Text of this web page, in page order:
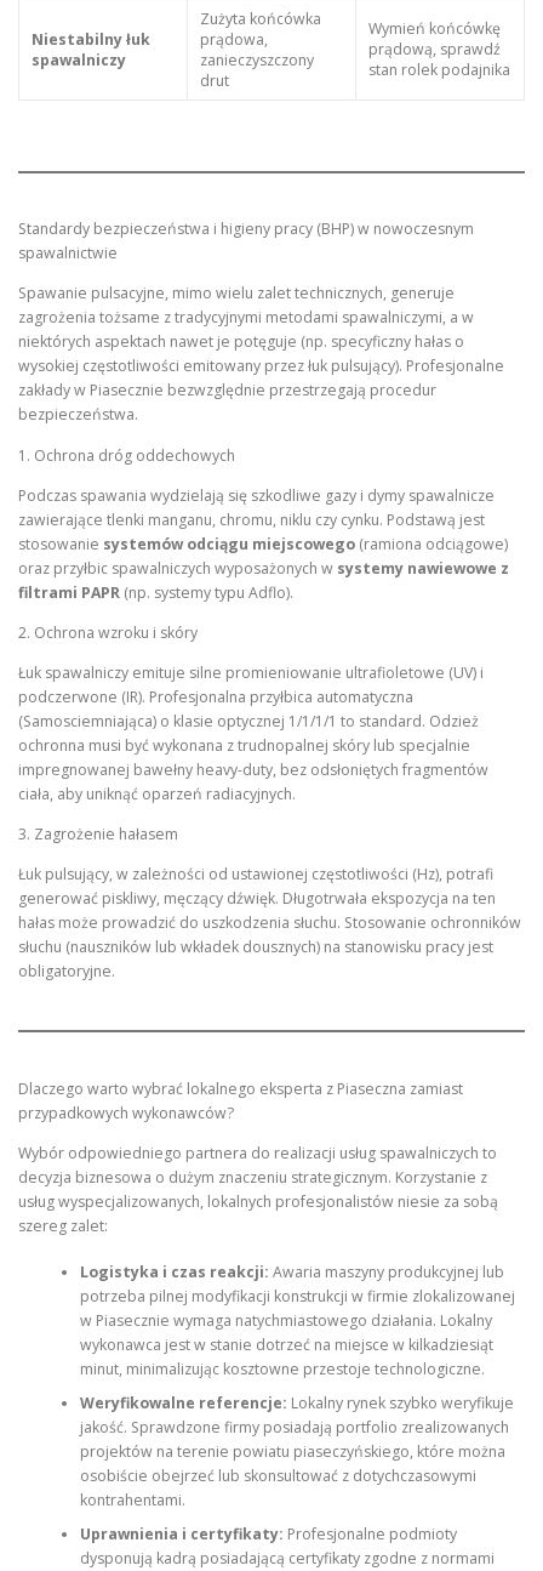
Niestabilny łuk
spawalniczy
Zużyta końcówka
prądowa,
zanieczyszczony
drut
Wymień końcówkę
prądową, sprawdź
stan rolek podajnika
Standardy bezpieczeństwa i higieny pracy (BHP) w nowoczesnym
spawalnictwie
Spawanie pulsacyjne, mimo wielu zalet technicznych, generuje
zagrożenia tożsame z tradycyjnymi metodami spawalniczymi, a w
niektórych aspektach nawet je potęguje (np. specyficzny hałas o
wysokiej częstotliwości emitowany przez łuk pulsujący). Profesjonalne
zakłady w Piasecznie bezwzględnie przestrzegają procedur
bezpieczeństwa.
1. Ochrona dróg oddechowych
Podczas spawania wydzielają się szkodliwe gazy i dymy spawalnicze
zawierające tlenki manganu, chromu, niklu czy cynku. Podstawą jest
stosowanie systemów odciągu miejscowego (ramiona odciągowe)
oraz przyłbic spawalniczych wyposażonych w systemy nawiewowe z
filtrami PAPR (np. systemy typu Adflo).
2. Ochrona wzroku i skóry
Łuk spawalniczy emituje silne promieniowanie ultrafioletowe (UV) i
podczerwone (IR). Profesjonalna przyłbica automatyczna
(Samosciemniająca) o klasie optycznej 1/1/1/1 to standard. Odzież
ochronna musi być wykonana z trudnopalnej skóry lub specjalnie
impregnowanej bawełny heavy-duty, bez odsłoniętych fragmentów
ciała, aby uniknąć oparzeń radiacyjnych.
3. Zagrożenie hałasem
Łuk pulsujący, w zależności od ustawionej częstotliwości (Hz), potrafi
generować piskliwy, męczący dźwięk. Długotrwała ekspozycja na ten
hałas może prowadzić do uszkodzenia słuchu. Stosowanie ochronników
słuchu (nauszników lub wkładek dousznych) na stanowisku pracy jest
obligatoryjne.
Dlaczego warto wybrać lokalnego eksperta z Piaseczna zamiast
przypadkowych wykonawców?
Wybór odpowiedniego partnera do realizacji usług spawalniczych to
decyzja biznesowa o dużym znaczeniu strategicznym. Korzystanie z
usług wyspecjalizowanych, lokalnych profesjonalistów niesie za sobą
szereg zalet:
Logistyka i czas reakcji: Awaria maszyny produkcyjnej lub
potrzeba pilnej modyfikacji konstrukcji w firmie zlokalizowanej
w Piasecznie wymaga natychmiastowego działania. Lokalny
wykonawca jest w stanie dotrzeć na miejsce w kilkadziesiąt
minut, minimalizując kosztowne przestoje technologiczne.
Weryfikowalne referencje: Lokalny rynek szybko weryfikuje
jakość. Sprawdzone firmy posiadają portfolio zrealizowanych
projektów na terenie powiatu piaseczyńskiego, które można
osobiście obejrzeć lub skonsultować z dotychczasowymi
kontrahentami.
Uprawnienia i certyfikaty: Profesjonalne podmioty
dysponują kadrą posiadającą certyfikaty zgodne z normami